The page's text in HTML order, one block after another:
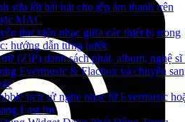
sửa lời bài hát cho tệp âm thanh trên
MAC
thư viện nhạc giữa các thiết bị trong
hướng dẫn từng bước
(ZIP) danh sách phát, album, nghệ sĩ
Evermusic & Flacbox và chuyển
lịch sử nghe nhạc từ Evermusic
Last.fm